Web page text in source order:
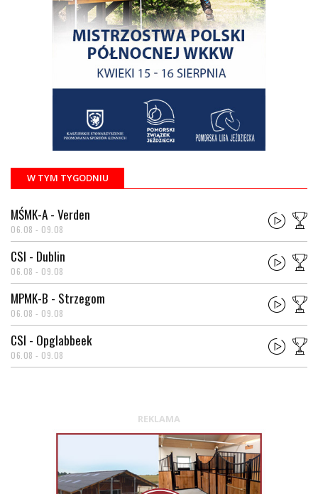
W TYM TYGODNIU
MŚMK-A - Verden
06.08 - 09.08
CSI - Dublin
06.08 - 09.08
MPMK-B - Strzegom
06.08 - 09.08
CSI - Opglabbeek
06.08 - 09.08
REKLAMA